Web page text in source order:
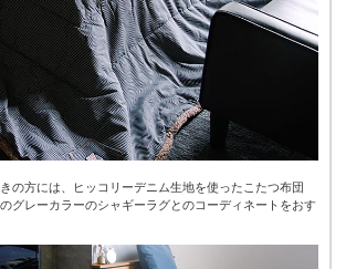
の方には、ヒッコリーデニム生地を使ったこたつ布団
グレーカラーのシャギーラグとのコーディネートをおす